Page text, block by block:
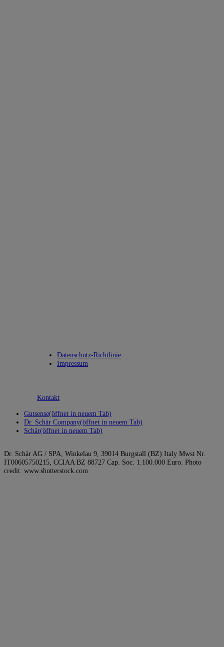
Datenschutz-Richtlinie
Impressum
Kontakt
Gutsense(öffnet in neuem Tab)
Dr. Schär Company(öffnet in neuem Tab)
Schär(öffnet in neuem Tab)
Dr. Schär AG / SPA, Winkelau 9, 39014 Burgstall (BZ) Italy Mwst Nr.
IT00605750215, CCIAA BZ 88727 Cap. Soc. 1.100.000 Euro. Photo
credit: www.shutterstock.com